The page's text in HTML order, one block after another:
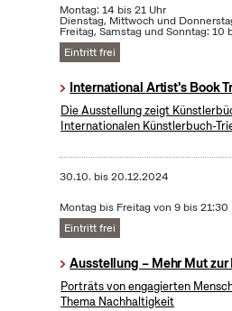
Montag: 14 bis 21 Uhr
Dienstag, Mittwoch und
Freitag, Samstag und Sonntag: 10
Eintritt frei
International Artist's Book
Die Ausstellung zeigt
Internationalen Künstlerbuch-
30.10. bis20.12.2024
Montag bis Freitag von 9 bis 21:30
Eintritt frei
Ausstellung – Mehr Mut
Porträts von engagierten
Thema Nachhaltigkeit